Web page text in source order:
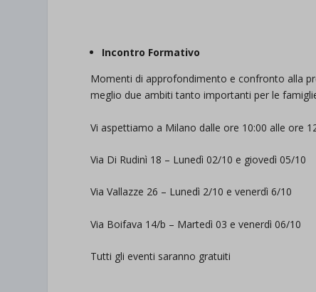
Incontro Formativo
Momenti di approfondimento e confronto alla
meglio due ambiti tanto importanti per le
Vi aspettiamo a Milano dalle ore 10:00 alle ore
Via Di Rudinì 18 – Lunedì 02/10 e giovedì 05/10
Via Vallazze 26 – Lunedì 2/10 e venerdì 6/10
Via Boifava 14/b – Martedì 03 e venerdì 06/10
Tutti gli eventi saranno gratuiti